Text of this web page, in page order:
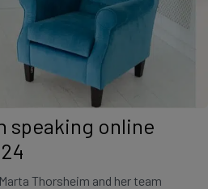
speaking online
Thorsheim and her team